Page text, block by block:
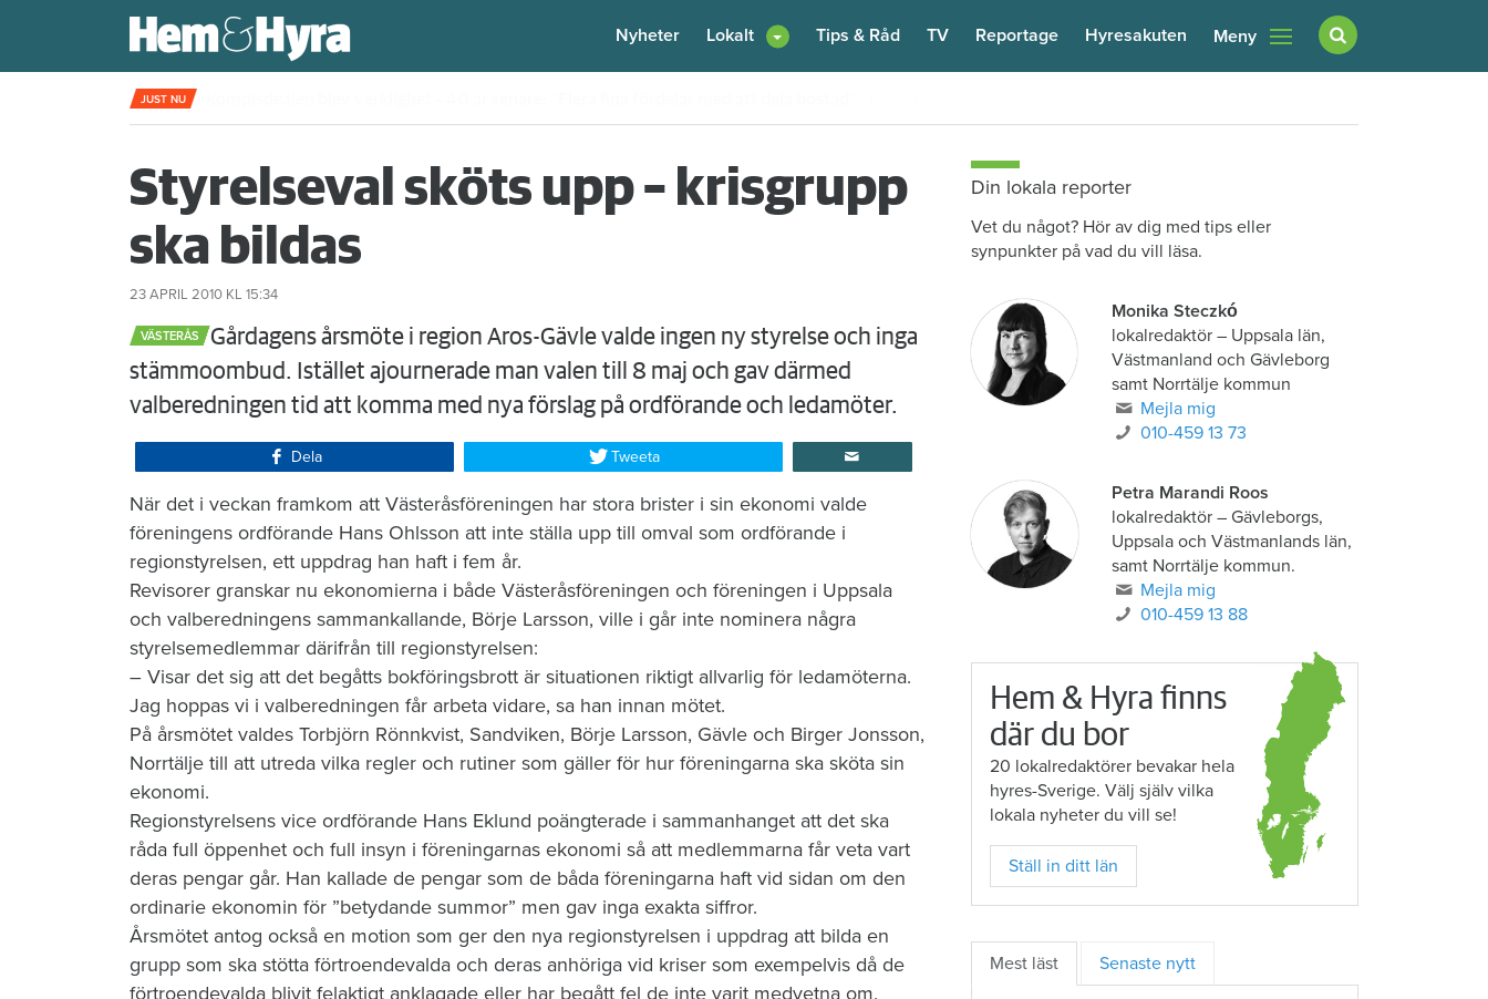
Nyheter Lokalt Tips & Råd TV Reportage Hyresakuten Meny
JUST NU
Styrelseval sköts upp – krisgrupp
ska bildas
23 APRIL 2010 KL 15:34
VÄSTERÅS
​Gårdagens årsmöte i region Aros-Gävle valde ingen ny styrelse och inga
stämmoombud. Istället ajournerade man valen till 8 maj och gav därmed
valberedningen tid att komma med nya förslag på ordförande och ledamöter.
Dela Tweeta
​När det i veckan framkom att Västeråsföreningen har stora brister i sin ekonomi valde
föreningens ordförande Hans Ohlsson att inte ställa upp till omval som ordförande i
regionstyrelsen, ett uppdrag han haft i fem år.
Revisorer granskar nu ekonomierna i både Västeråsföreningen och föreningen i Uppsala
och valberedningens sammankallande, Börje Larsson, ville i går inte nominera några
styrelsemedlemmar därifrån till regionstyrelsen:
– Visar det sig att det begåtts bokföringsbrott är situationen riktigt allvarlig för ledamöterna.
Jag hoppas vi i valberedningen får arbeta vidare, sa han innan mötet.
På årsmötet valdes Torbjörn Rönnkvist, Sandviken, Börje Larsson, Gävle och Birger Jonsson,
Norrtälje till att utreda vilka regler och rutiner som gäller för hur föreningarna ska sköta sin
ekonomi.
Regionstyrelsens vice ordförande Hans Eklund poängterade i sammanhanget att det ska
råda full öppenhet och full insyn i föreningarnas ekonomi så att medlemmarna får veta vart
deras pengar går. Han kallade de pengar som de båda föreningarna haft vid sidan om den
ordinarie ekonomin för ”betydande summor” men gav inga exakta siffror.
Årsmötet antog också en motion som ger den nya regionstyrelsen i uppdrag att bilda en
grupp som ska stötta förtroendevalda och deras anhöriga vid kriser som exempelvis då de
förtroendevalda blivit felaktigt anklagade eller har begått fel de inte varit medvetna om.
Din lokala reporter
Vet du något? Hör av dig med tips eller
synpunkter på vad du vill läsa.
Monika Steczkó
lokalredaktör– Uppsala län,
Västmanland och Gävleborg
samt Norrtälje kommun
Mejla mig
010-459 13 73
Petra Marandi Roos
lokalredaktör – Gävleborgs,
Uppsala och Västmanlands län,
samt Norrtälje kommun.
Mejla mig
010-459 13 88
Hem & Hyra finns
där du bor
20 lokalredaktörer bevakar hela
hyres-Sverige. Välj själv vilka
lokala nyheter du vill se!
Ställ in ditt län
Mest läst Senaste nytt